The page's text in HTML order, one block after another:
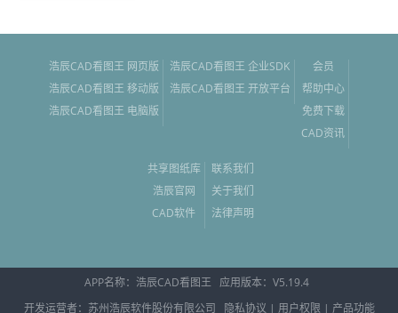
浩辰CAD看图王 网页版
浩辰CAD看图王 移动版
浩辰CAD看图王 电脑版
浩辰CAD看图王 企业SDK
浩辰CAD看图王 开放平台
会员
帮助中心
免费下载
CAD资讯
共享图纸库
浩辰官网
CAD软件
联系我们
关于我们
法律声明
APP名称： 浩辰CAD看图王 应用版本：V5.19.4
开发运营者：苏州浩辰软件股份有限公司
隐私协议 | 用户权限 | 产品功能